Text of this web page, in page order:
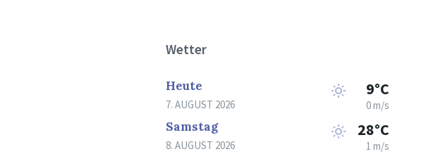
Wetter
Heute
7. AUGUST 2026
9°C
0 m/s
Samstag
8. AUGUST 2026
28°C
1 m/s